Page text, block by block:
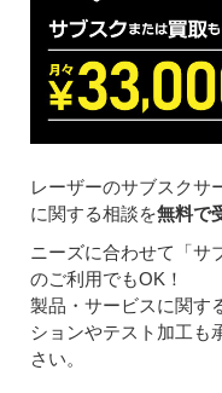
レーザーのサブスクサ
に関する相談を無料で
ニーズに合わせて「サ
のご利用でもOK！
製品・サービスに関す
ションやテスト加工も
さい。